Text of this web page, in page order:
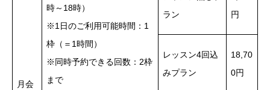
月会
時～18時）
※1日のご利用可能時間：1
枠（＝1時間）
※同時予約できる回数：2枠
まで
ラン
円
レッスン4回込
みプラン
18,70
0円